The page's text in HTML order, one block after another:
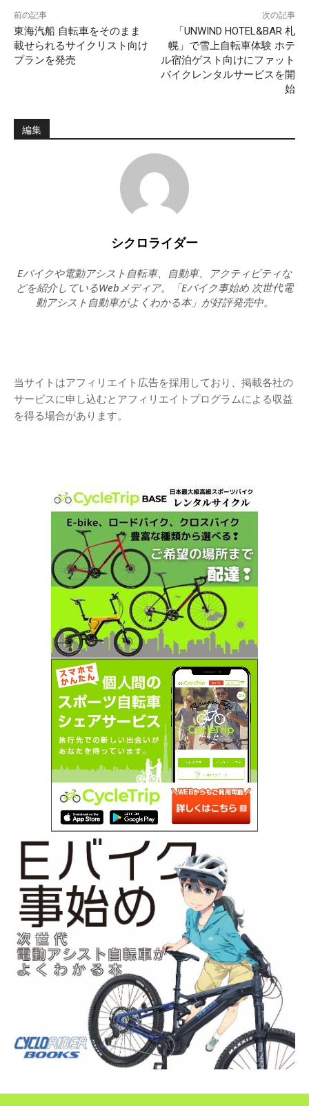
前の記事
東海汽船 自転車をそのまま
載せられるサイクリスト向け
プランを発売
次の記事
「UNWIND HOTEL&BAR 札
幌」で雪上自転車体験 ホテ
ル宿泊ゲスト向けにファット
バイクレンタルサービスを開
始
編集
シクロライダー
Eバイクや電動アシスト自転車、自動車、アクティビティな
どを紹介しているWebメディア。「Eバイク事始め 次世代電
動アシスト自動車がよくわかる本」が好評発売中。
当サイトはアフィリエイト広告を採用しており、掲載各社の
サービスに申し込むとアフィリエイトプログラムによる収益
を得る場合があります。